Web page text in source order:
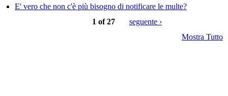
E' vero che non c'è più bisogno di notificare le multe?
1 of 27
seguente ›
Mostra Tutto